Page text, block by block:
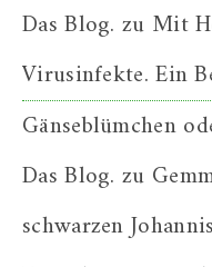
Das Blog. zu Mit
Virusinfekte. Ein
Gänseblümchen
Das Blog. zu
schwarzen